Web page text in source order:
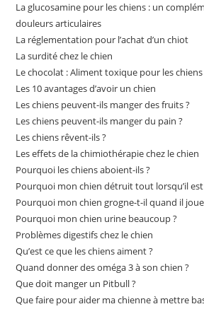
La glucosamine pour les chiens : un
douleurs articulaires
La réglementation pour l’achat d’un chiot
La surdité chez le chien
Le chocolat : Aliment toxique pour les chiens
Les 10 avantages d’avoir un chien
Les chiens peuvent-ils manger des fruits ?
Les chiens peuvent-ils manger du pain ?
Les chiens rêvent-ils ?
Les effets de la chimiothérapie chez le chien
Pourquoi les chiens aboient-ils ?
Pourquoi mon chien détruit tout lorsqu’il est
Pourquoi mon chien grogne-t-il quand il
Pourquoi mon chien urine beaucoup ?
Problèmes digestifs chez le chien
Qu’est ce que les chiens aiment ?
Quand donner des oméga 3 à son chien ?
Que doit manger un Pitbull ?
Que faire pour aider ma chienne à mettre